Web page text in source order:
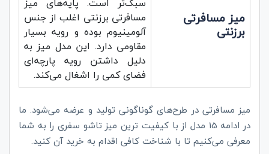
میز مسافرتی
برزنتی
مسافرتی برزنتی اغلب از جنس
آلومینیوم بوده و رویه بسیار
مقاومی دارد. این مدل میز به
دلیل داشتن رویه پارچه‌ای
فضای کمی را اشغال می‌کند.
میز مسافرتی در طرح‌های گوناگونی تولید و عرضه می‌شود. ما
در ادامه 15 مدل از با کیفیت ترین میز تاشو سفری را به شما
معرفی می‌کنیم تا با شناخت کافی اقدام به خرید آن کنید.